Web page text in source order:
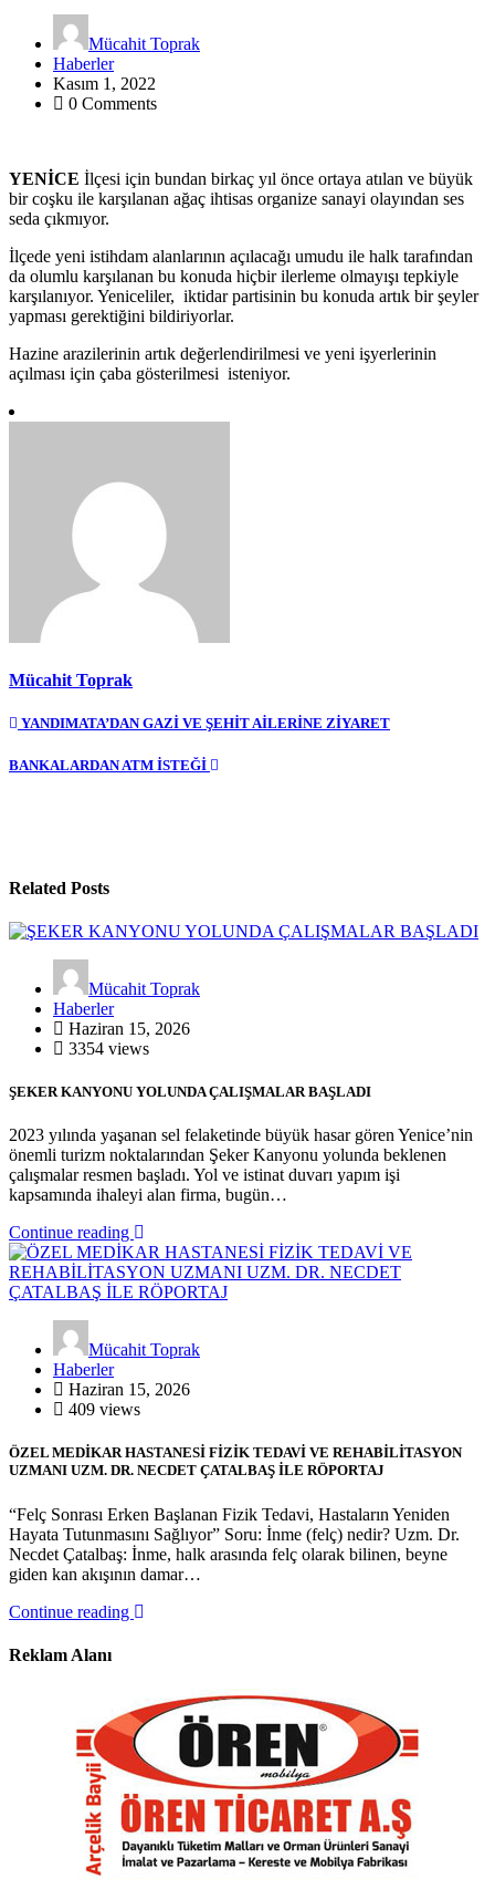
Mücahit Toprak
Haberler
Kasım 1, 2022
0 Comments
YENİCE İlçesi için bundan birkaç yıl önce ortaya atılan ve büyük
bir coşku ile karşılanan ağaç ihtisas organize sanayi olayından ses
seda çıkmıyor.
İlçede yeni istihdam alanlarının açılacağı umudu ile halk tarafından
da olumlu karşılanan bu konuda hiçbir ilerleme olmayışı tepkiyle
karşılanıyor. Yeniceliler, iktidar partisinin bu konuda artık bir şeyler
yapması gerektiğini bildiriyorlar.
Hazine arazilerinin artık değerlendirilmesi ve yeni işyerlerinin
açılması için çaba gösterilmesi isteniyor.
Mücahit Toprak
Yazı
gezinmesi
YANDIMATA’DAN GAZİ VE ŞEHİT AİLERİNE ZİYARET
BANKALARDAN ATM İSTEĞİ
Related Posts
Mücahit Toprak
Haberler
Haziran 15, 2026
3354 views
ŞEKER KANYONU YOLUNDA ÇALIŞMALAR BAŞLADI
2023 yılında yaşanan sel felaketinde büyük hasar gören Yenice’nin
önemli turizm noktalarından Şeker Kanyonu yolunda beklenen
çalışmalar resmen başladı. Yol ve istinat duvarı yapım işi
kapsamında ihaleyi alan firma, bugün…
Continue reading
Mücahit Toprak
Haberler
Haziran 15, 2026
409 views
ÖZEL MEDİKAR HASTANESİ FİZİK TEDAVİ VE REHABİLİTASYON
UZMANI UZM. DR. NECDET ÇATALBAŞ İLE RÖPORTAJ
“Felç Sonrası Erken Başlanan Fizik Tedavi, Hastaların Yeniden
Hayata Tutunmasını Sağlıyor” Soru: İnme (felç) nedir? Uzm. Dr.
Necdet Çatalbaş: İnme, halk arasında felç olarak bilinen, beyne
giden kan akışının damar…
Continue reading
Reklam Alanı